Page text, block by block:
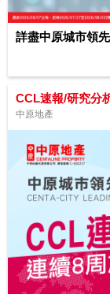
詳盡中原城市領
CCL速報/研究分
中原地產